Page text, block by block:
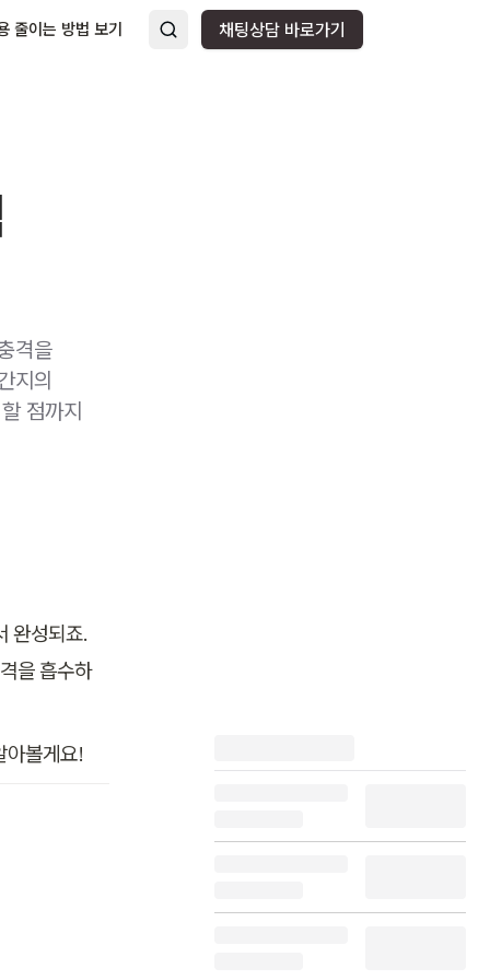
줄이는 방법 보기 채팅상담 바로가기
격을
지의
점까지
완성되죠.
을 흡수하
아볼게요!